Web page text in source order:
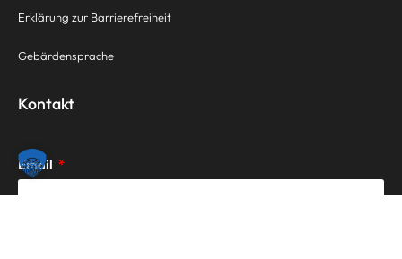
Erklärung zur Barrierefreiheit
Gebärdensprache
Kontakt
Email